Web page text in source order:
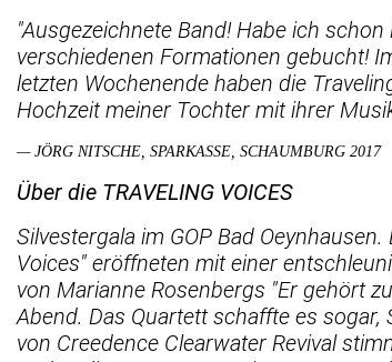
"Ausgezeichnete Band! Habe ich schon
verschiedenen Formationen gebucht!
letzten Wochenende haben die
Hochzeit meiner Tochter mit ihrer
— JÖRG NITSCHE, SPARKASSE, SCHAUMBURG 2017
Über die TRAVELING VOICES
Silvestergala im GOP Bad Oeynhausen.
Voices" eröffneten mit einer
von Marianne Rosenbergs "Er gehört
Abend. Das Quartett schaffte es sogar,
von Creedence Clearwater Revival